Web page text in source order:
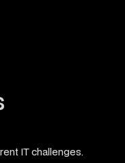
IT challenges.